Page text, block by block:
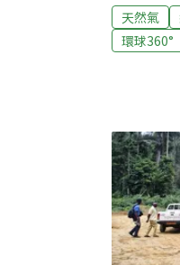
用來界定
2019年3
得事關成
布魯塞爾
天然氣
環球360°